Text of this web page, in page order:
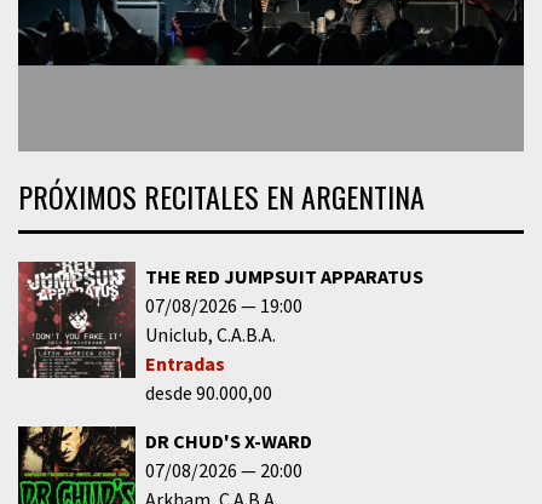
PRÓXIMOS RECITALES EN ARGENTINA
THE RED JUMPSUIT APPARATUS
07/08/2026
19:00
Uniclub C.A.B.A.
Entradas
desde 90.000,00
DR CHUD'S X-WARD
07/08/2026
20:00
Arkham C.A.B.A.